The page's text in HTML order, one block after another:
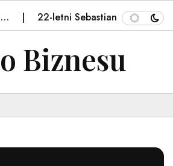
22-letni Sebastian pracował w
Biznesu